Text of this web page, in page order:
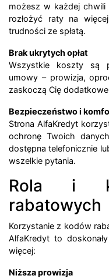
możesz w każdej chwili
rozłożyć raty na
trudności ze spłatą.
Brak ukrytych opłat
Wszystkie koszty są
umowy – prowizja,
zaskoczą Cię
Bezpieczeństwo i
Strona AlfaKredyt
ochronę Twoich
dostępna telefonicznie
wszelkie pytania.
Rola i
rabatowych
Korzystanie z kodów
AlfaKredyt to
więcej:
Niższa prowizja